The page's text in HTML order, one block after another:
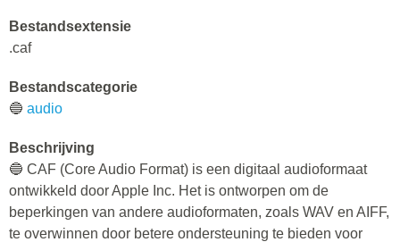
Bestandsextensie
.caf
Bestandscategorie
🔵 audio
Beschrijving
🔵 CAF (Core Audio Format) is een digitaal audioformaat
ontwikkeld door Apple Inc. Het is ontworpen om de
beperkingen van andere audioformaten, zoals WAV en AIFF,
te overwinnen door betere ondersteuning te bieden voor